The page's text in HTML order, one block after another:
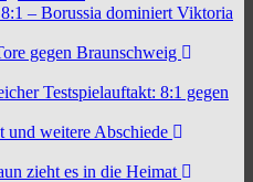
– Borussia dominiert Viktoria
gegen Braunschweig
Testspielauftakt: 8:1 gegen
und weitere Abschiede
zieht es in die Heimat